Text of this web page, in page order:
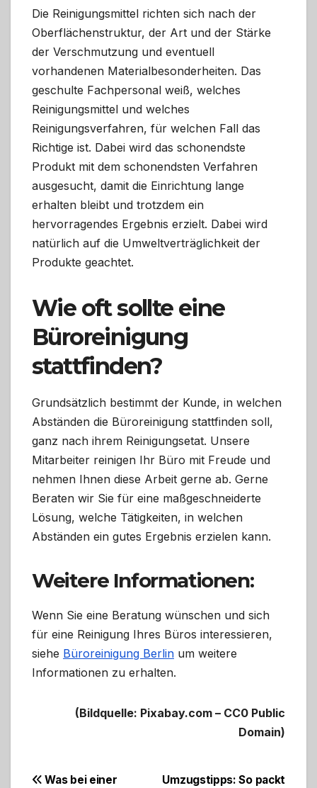
Die Reinigungsmittel richten sich nach der
Oberflächenstruktur, der Art und der Stärke
der Verschmutzung und eventuell
vorhandenen Materialbesonderheiten. Das
geschulte Fachpersonal weiß, welches
Reinigungsmittel und welches
Reinigungsverfahren, für welchen Fall das
Richtige ist. Dabei wird das schonendste
Produkt mit dem schonendsten Verfahren
ausgesucht, damit die Einrichtung lange
erhalten bleibt und trotzdem ein
hervorragendes Ergebnis erzielt. Dabei wird
natürlich auf die Umweltverträglichkeit der
Produkte geachtet.
Wie oft sollte eine
Büroreinigung
stattfinden?
Grundsätzlich bestimmt der Kunde, in welchen
Abständen die Büroreinigung stattfinden soll,
ganz nach ihrem Reinigungsetat. Unsere
Mitarbeiter reinigen Ihr Büro mit Freude und
nehmen Ihnen diese Arbeit gerne ab. Gerne
Beraten wir Sie für eine maßgeschneiderte
Lösung, welche Tätigkeiten, in welchen
Abständen ein gutes Ergebnis erzielen kann.
Weitere Informationen:
Wenn Sie eine Beratung wünschen und sich
für eine Reinigung Ihres Büros interessieren,
siehe Büroreinigung Berlin um weitere
Informationen zu erhalten.
(Bildquelle: Pixabay.com – CC0 Public
Domain)
Umzugstipps: So packt
Was bei einer